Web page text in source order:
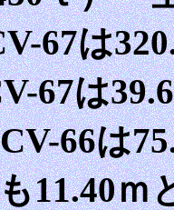
67は
67は
66は
11.40